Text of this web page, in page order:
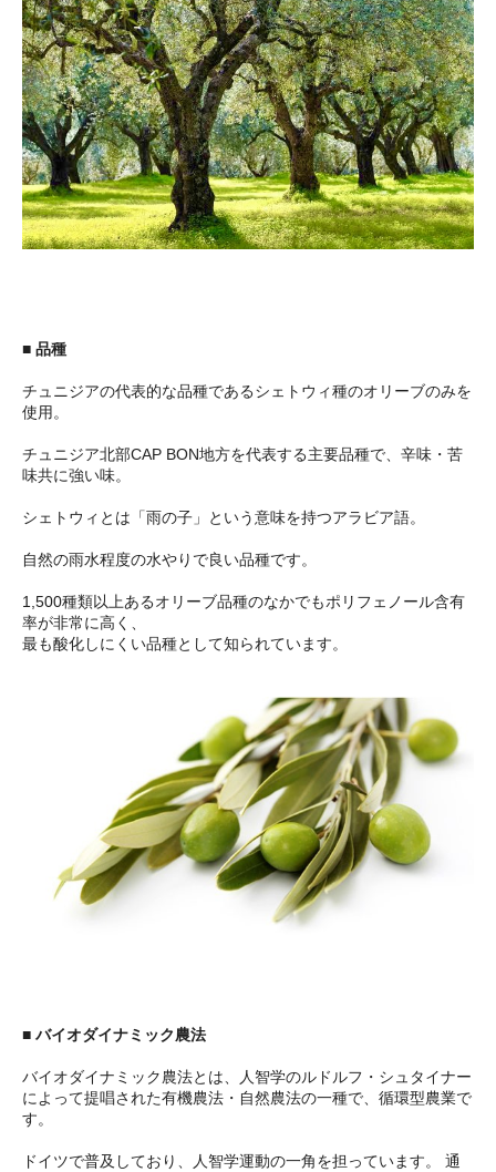
■ 品種
チュニジアの代表的な品種であるシェトウィ種のオリーブのみを
使用。
チュニジア北部CAP BON地方を代表する主要品種で、辛味・苦
味共に強い味。
シェトウィとは「雨の子」という意味を持つアラビア語。
自然の雨水程度の水やりで良い品種です。
1,500種類以上あるオリーブ品種のなかでもポリフェノール含有
率が非常に高く、
最も酸化しにくい品種として知られています。
■ バイオダイナミック農法
バイオダイナミック農法とは、人智学のルドルフ・シュタイナー
によって提唱された有機農法・自然農法の一種で、循環型農業で
す。
ドイツで普及しており、人智学運動の一角を担っています。 通